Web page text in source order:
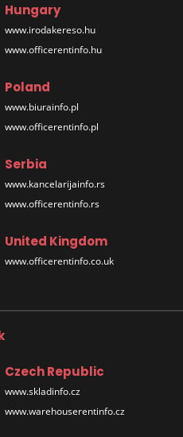
Hungary
www.irodakereso.hu
www.officerentinfo.hu
Poland
www.biurainfo.pl
www.officerentinfo.pl
Serbia
www.kancelarijainfo.rs
www.officerentinfo.rs
United Kingdom
www.officerentinfo.co.uk
Czech Republic
www.skladinfo.cz
www.warehouserentinfo.cz